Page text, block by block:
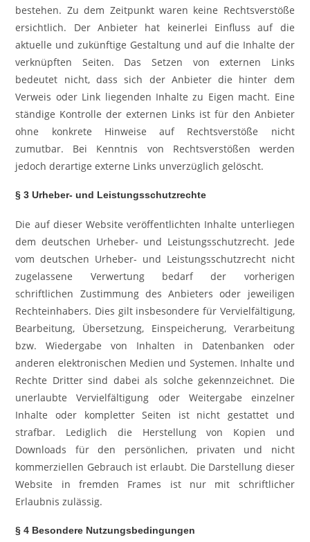
bestehen. Zu dem Zeitpunkt waren keine Rechtsverstöße
ersichtlich. Der Anbieter hat keinerlei Einfluss auf die
aktuelle und zukünftige Gestaltung und auf die Inhalte der
verknüpften Seiten. Das Setzen von externen Links
bedeutet nicht, dass sich der Anbieter die hinter dem
Verweis oder Link liegenden Inhalte zu Eigen macht. Eine
ständige Kontrolle der externen Links ist für den Anbieter
ohne konkrete Hinweise auf Rechtsverstöße nicht
zumutbar. Bei Kenntnis von Rechtsverstößen werden
jedoch derartige externe Links unverzüglich gelöscht.
§ 3 Urheber- und Leistungsschutzrechte
Die auf dieser Website veröffentlichten Inhalte unterliegen
dem deutschen Urheber- und Leistungsschutzrecht. Jede
vom deutschen Urheber- und Leistungsschutzrecht nicht
zugelassene Verwertung bedarf der vorherigen
schriftlichen Zustimmung des Anbieters oder jeweiligen
Rechteinhabers. Dies gilt insbesondere für Vervielfältigung,
Bearbeitung, Übersetzung, Einspeicherung, Verarbeitung
bzw. Wiedergabe von Inhalten in Datenbanken oder
anderen elektronischen Medien und Systemen. Inhalte und
Rechte Dritter sind dabei als solche gekennzeichnet. Die
unerlaubte Vervielfältigung oder Weitergabe einzelner
Inhalte oder kompletter Seiten ist nicht gestattet und
strafbar. Lediglich die Herstellung von Kopien und
Downloads für den persönlichen, privaten und nicht
kommerziellen Gebrauch ist erlaubt. Die Darstellung dieser
Website in fremden Frames ist nur mit schriftlicher
Erlaubnis zulässig.
§ 4 Besondere Nutzungsbedingungen